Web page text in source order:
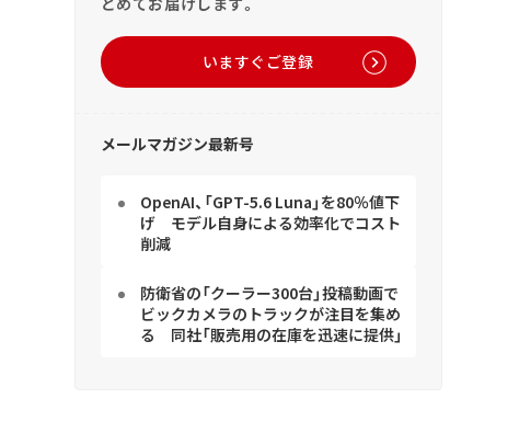
いますぐご登録
メールマガジン最新号
OpenAI、「GPT-5.6 Luna」を80％値下
げ モデル自身による効率化でコスト
削減
防衛省の「クーラー300台」投稿動画で
ビックカメラのトラックが注目を集め
る 同社「販売用の在庫を迅速に提供」